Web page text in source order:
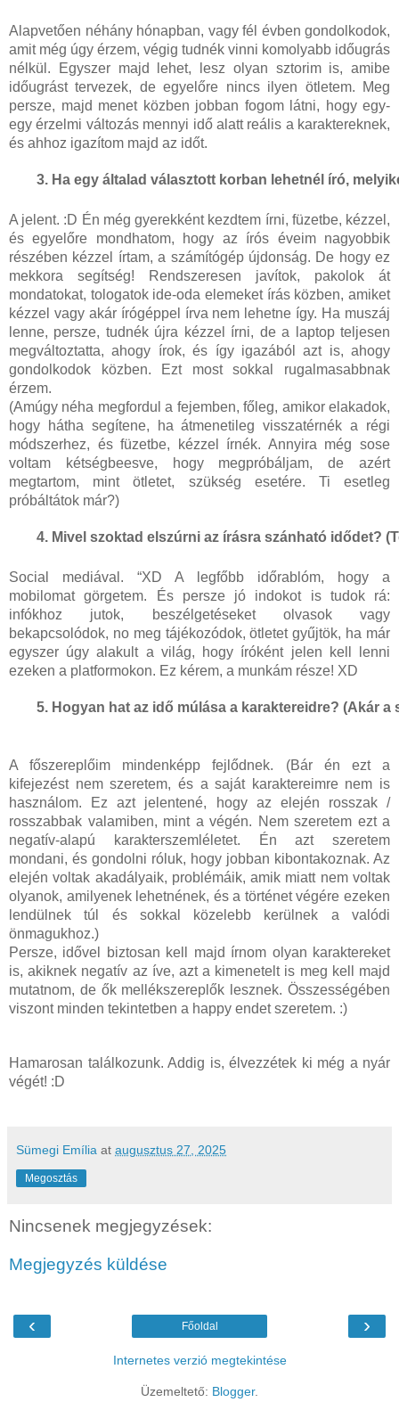
Alapvetően néhány hónapban, vagy fél évben gondolkodok,
amit még úgy érzem, végig tudnék vinni komolyabb időugrás
nélkül. Egyszer majd lehet, lesz olyan sztorim is, amibe
időugrást tervezek, de egyelőre nincs ilyen ötletem. Meg
persze, majd menet közben jobban fogom látni, hogy egy-
egy érzelmi változás mennyi idő alatt reális a karaktereknek,
és ahhoz igazítom majd az időt.
Ha egy általad választott korban lehetnél író,
A jelent. :D Én még gyerekként kezdtem írni, füzetbe, kézzel,
és egyelőre mondhatom, hogy az írós éveim nagyobbik
részében kézzel írtam, a számítógép újdonság. De hogy ez
mekkora segítség! Rendszeresen javítok, pakolok át
mondatokat, tologatok ide-oda elemeket írás közben, amiket
kézzel vagy akár írógéppel írva nem lehetne így. Ha muszáj
lenne, persze, tudnék újra kézzel írni, de a laptop teljesen
megváltoztatta, ahogy írok, és így igazából azt is, ahogy
gondolkodok közben. Ezt most sokkal rugalmasabbnak
érzem.
(Amúgy néha megfordul a fejemben, főleg, amikor elakadok,
hogy hátha segítene, ha átmenetileg visszatérnék a régi
módszerhez, és füzetbe, kézzel írnék. Annyira még sose
voltam kétségbeesve, hogy megpróbáljam, de azért
megtartom, mint ötletet, szükség esetére. Ti esetleg
próbáltátok már?)
Mivel szoktad elszúrni az írásra szánható idődet?
Social mediával. “XD A legfőbb időrablóm, hogy a
mobilomat görgetem. És persze jó indokot is tudok rá:
infókhoz jutok, beszélgetéseket olvasok vagy
bekapcsolódok, no meg tájékozódok, ötletet gyűjtök, ha már
egyszer úgy alakult a világ, hogy íróként jelen kell lenni
ezeken a platformokon. Ez kérem, a munkám része! XD
Hogyan hat az idő múlása a karaktereidre? (Akár
A főszereplőim mindenképp fejlődnek. (Bár én ezt a
kifejezést nem szeretem, és a saját karaktereimre nem is
használom. Ez azt jelentené, hogy az elején rosszak /
rosszabbak valamiben, mint a végén. Nem szeretem ezt a
negatív-alapú karakterszemléletet. Én azt szeretem
mondani, és gondolni róluk, hogy jobban kibontakoznak. Az
elején voltak akadályaik, problémáik, amik miatt nem voltak
olyanok, amilyenek lehetnének, és a történet végére ezeken
lendülnek túl és sokkal közelebb kerülnek a valódi
önmagukhoz.)
Persze, idővel biztosan kell majd írnom olyan karaktereket
is, akiknek negatív az íve, azt a kimenetelt is meg kell majd
mutatnom, de ők mellékszereplők lesznek. Összességében
viszont minden tekintetben a happy endet szeretem. :)
Hamarosan találkozunk. Addig is, élvezzétek ki még a nyár
végét! :D
Sümegi Emília at augusztus 27, 2025
Megosztás
Nincsenek megjegyzések:
Megjegyzés küldése
‹ ›
Főoldal
Internetes verzió megtekintése
Üzemeltető: Blogger.